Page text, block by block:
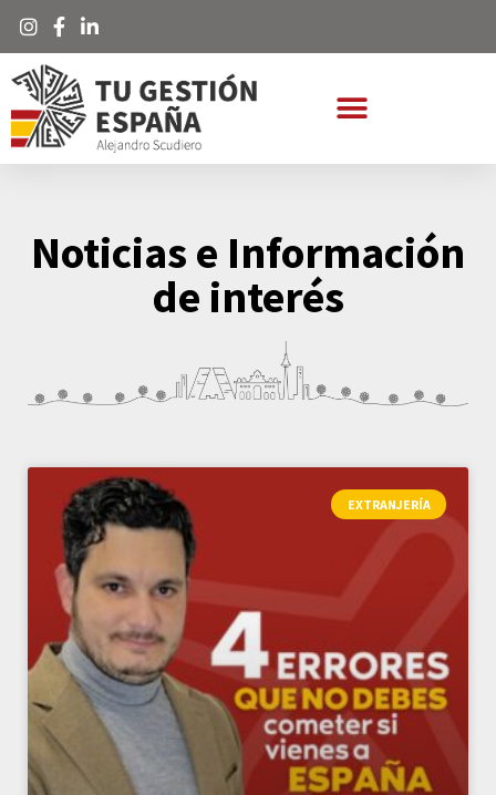
Noticias e Información
de interés
EXTRANJERÍA